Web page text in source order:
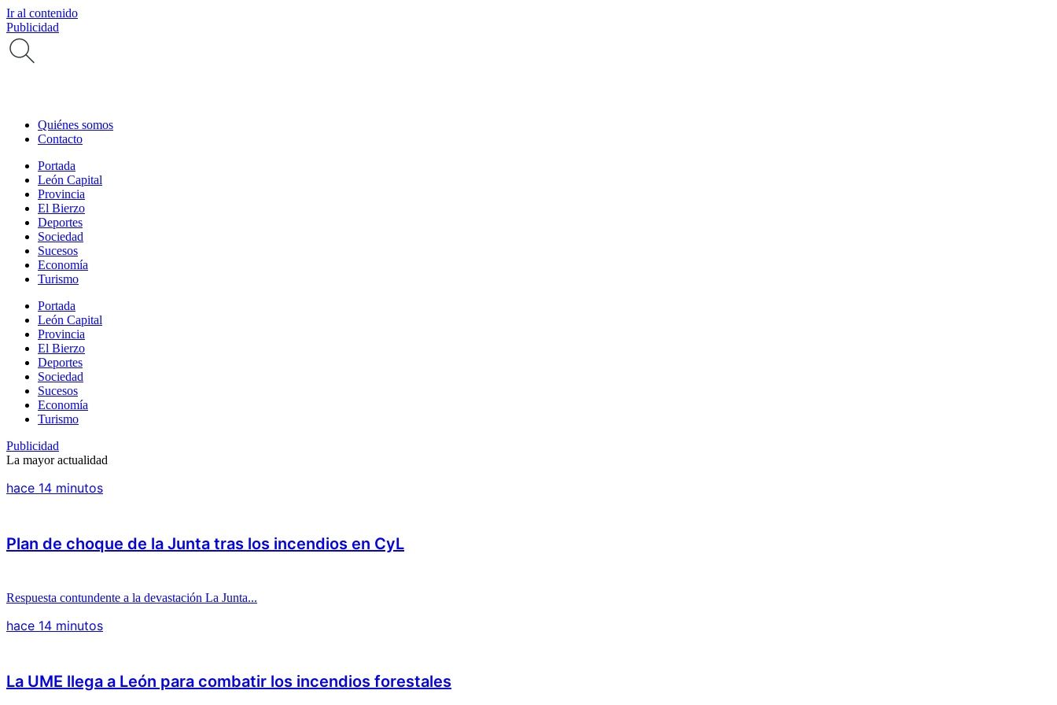
Ir al contenido
Publicidad
Quiénes somos
Contacto
Portada
León Capital
Provincia
El Bierzo
Deportes
Sociedad
Sucesos
Economía
Turismo
Portada
León Capital
Provincia
El Bierzo
Deportes
Sociedad
Sucesos
Economía
Turismo
Publicidad
La mayor actualidad
hace 14 minutos
Plan de choque de la Junta tras los incendios en CyL
Respuesta contundente a la devastación La Junta...
hace 14 minutos
La UME llega a León para combatir los incendios forestales